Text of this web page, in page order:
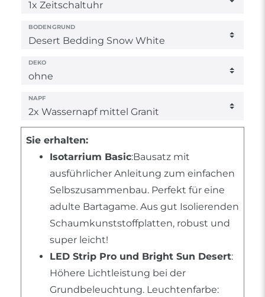
BODENGRUND
DEKO
NAPF
Sie erhalten:
Isotarrium Basic:Bausatz mit
ausführlicher Anleitung zum einfachen
Selbszusammenbau. Perfekt für eine
adulte Bartagame. Aus gut Isolierenden
Schaumkunststoffplatten, robust und
super leicht!
LED Strip Pro und Bright Sun Desert:
Höhere Lichtleistung bei der
Grundbeleuchtung. Leuchtenfarbe: